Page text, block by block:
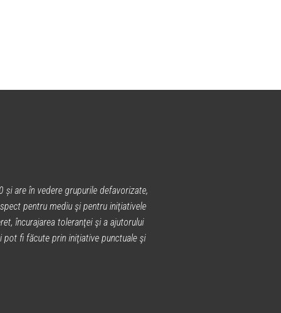
are în vedere grupurile defavorizate,
pentru mediu şi pentru iniţiativele
încurajarea toleranţei şi a ajutorului
pot fi făcute prin iniţiative punctuale şi